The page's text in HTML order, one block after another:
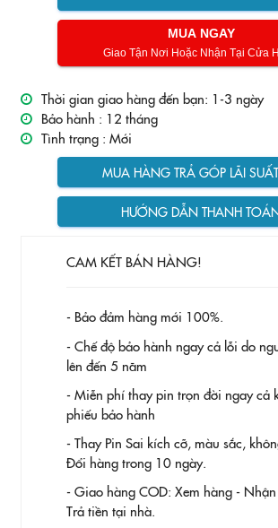
MUA NGAY
Giao Tận Nơi Hoặc Nhận Tại Cửa
Thời gian giao hàng đến bạn: 1-3 ngày
Bảo hành : 12 tháng
Tình trạng : Mới
MUA HÀNG TRẢ GÓP LÃI
HƯỚNG DẪN THANH
CAM KẾT BÁN HÀNG!
- Bảo đảm hàng mới 100%.
- Chế độ bảo hành ngay cả lỗi do
lên đến 5 năm
- Miễn phí thay pin trọn đời ngay cả
phiếu bảo hành
- Thay Pin Sai kích cỡ, màu sắc,
Đổi hàng trong 10 ngày.
- Giao hàng COD: Xem hàng -
Trả tiền tại nhà.